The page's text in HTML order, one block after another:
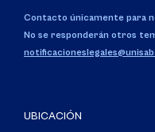
Contacto únicamente para
No se responderán otros
UBICACIÓN